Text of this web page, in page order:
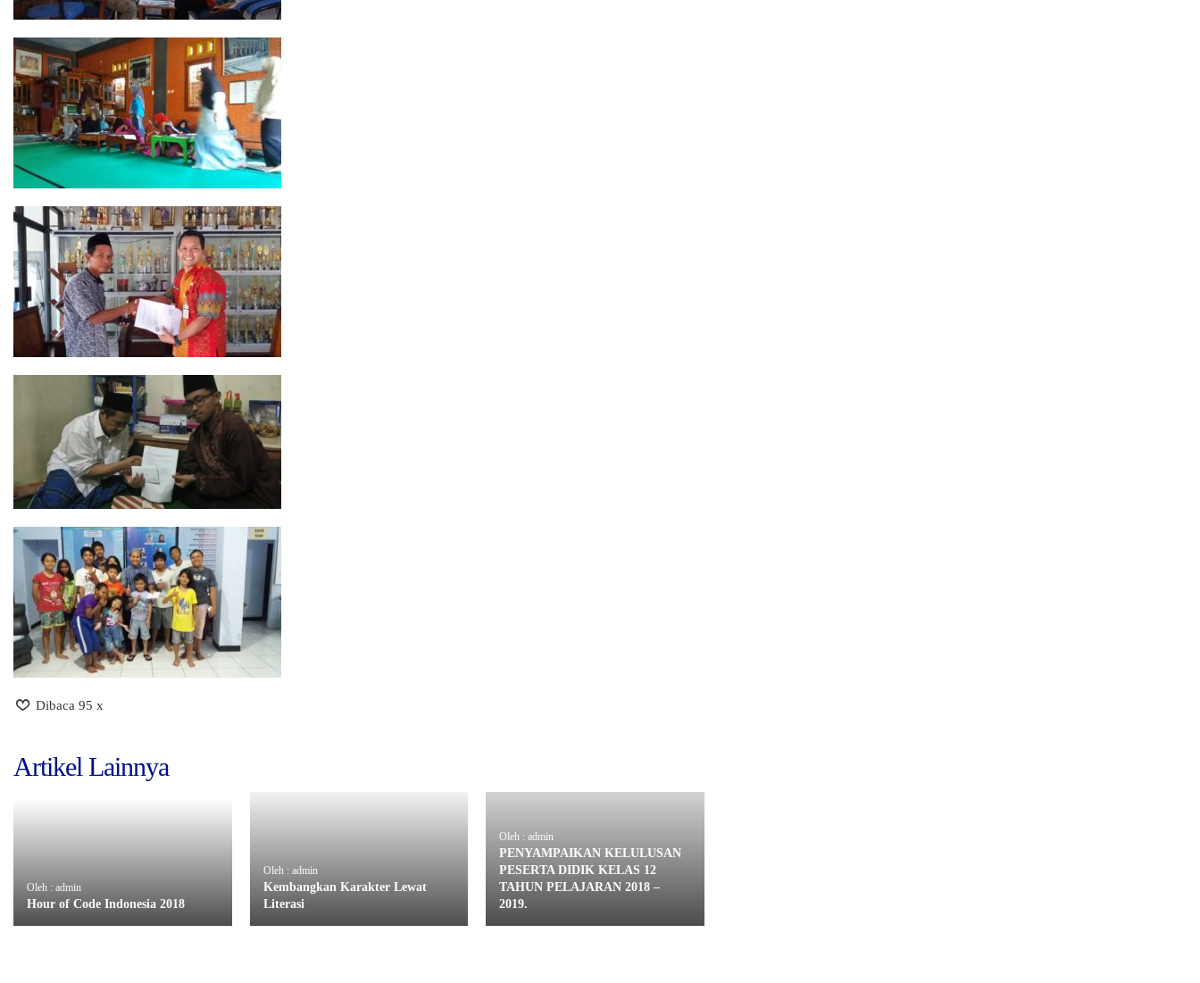
Dibaca 95 x
Artikel Lainnya
Oleh : admin
Hour of Code Indonesia 2018
Oleh : admin
Kembangkan Karakter Lewat
Literasi
Oleh : admin
PENYAMPAIKAN KELULUSAN
PESERTA DIDIK KELAS 12
TAHUN PELAJARAN 2018 –
2019.